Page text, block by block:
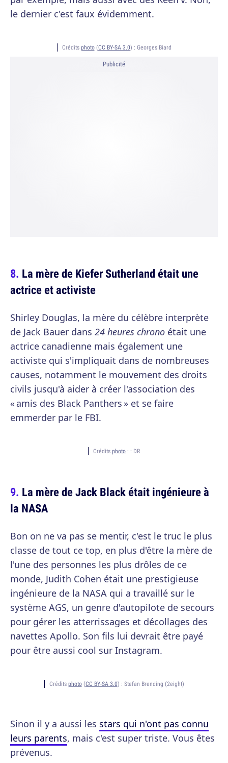
le dernier c'est faux évidemment.
Crédits photo(CC BY-SA 3.0) : Georges Biard
Publicité
La mère de Kiefer Sutherland était une
actrice et activiste
Shirley Douglas, la mère du célèbre interprète
de Jack Bauer dans 24 heures chrono était une
actrice canadienne mais également une
activiste qui s'impliquait dans de nombreuses
causes, notamment le mouvement des droits
civils jusqu'à aider à créer l'association des
« amis des Black Panthers » et se faire
emmerder par le FBI.
Crédits photo : : DR
La mère de Jack Black était ingénieure à
la NASA
Bon on ne va pas se mentir, c'est le truc le plus
classe de tout ce top, en plus d'être la mère de
l'une des personnes les plus drôles de ce
monde, Judith Cohen était une prestigieuse
ingénieure de la NASA qui a travaillé sur le
système AGS, un genre d'autopilote de secours
pour gérer les atterrissages et décollages des
navettes Apollo. Son fils lui devrait être payé
pour être aussi cool sur Instagram.
Crédits photo(CC BY-SA 3.0) : Stefan Brending (2eight)
Sinon il y a aussi les stars qui n'ont pas connu
leurs parents, mais c'est super triste. Vous êtes
prévenus.